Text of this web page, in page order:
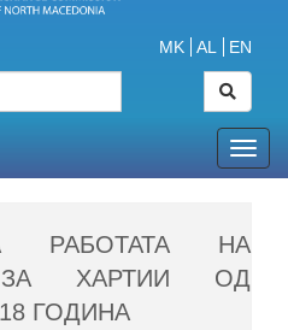
MK AL EN
РАБОТАТА НА
ЗА ХАРТИИ ОД
ГОДИНА